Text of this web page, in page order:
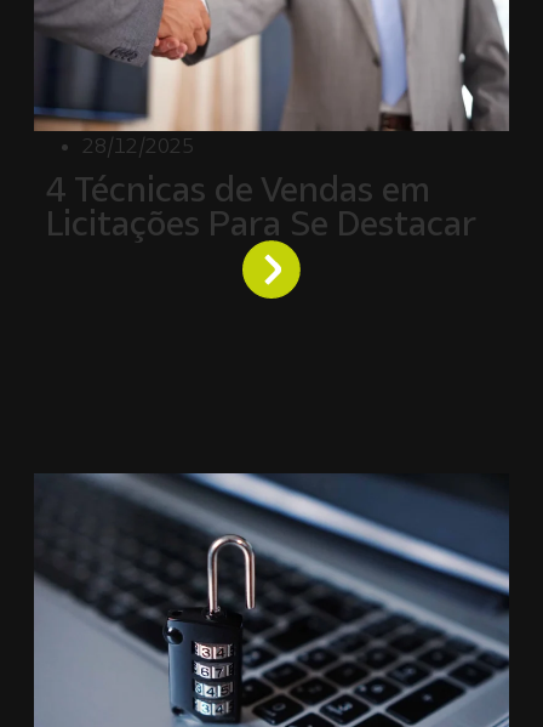
28/12/2025
4 Técnicas de Vendas em
Licitações Para Se Destacar